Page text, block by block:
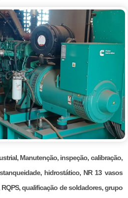
Manutenção, inspeção, calibração,
hidrostático, NR 13 vasos
RQPS, qualificação de soldadores, grupo